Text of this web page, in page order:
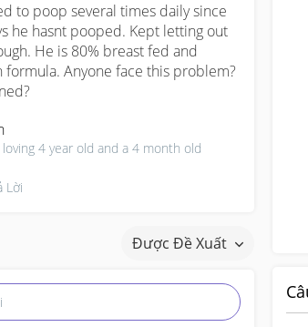
to poop several times daily since
he hasnt pooped. Kept letting out
He is 80% breast fed and
Anyone face this problem?
4 year old and a 4 month old
Lời
Được Đề Xuất